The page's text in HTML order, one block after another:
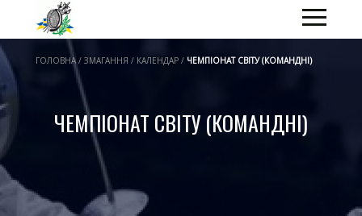
ГОЛОВНА / ЗМАГАННЯ / КАЛЕНДАР / ЧЕМПІОНАТ СВІТУ (КОМАНДНІ)
ЧЕМПІОНАТ СВІТУ (КОМАНДНІ)